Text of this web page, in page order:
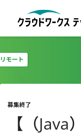
モート
募集終了
【（